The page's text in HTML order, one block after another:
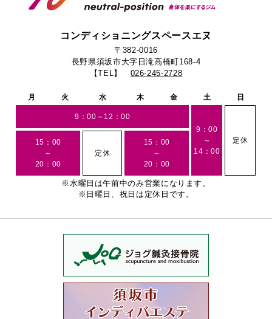
コンディショニングスペースエヌ
〒382-0016
長野県須坂市大字日滝高橋町168-4
【TEL】 026-245-2728
月 火 水 木 金 土 日
9：00～12：00
9：00
～
14：00
定休
15：00
～
20：00
定休
15：00
～
20：00
※水曜日は午前中のみ営業になります。
※日曜日、祝日は定休日です。